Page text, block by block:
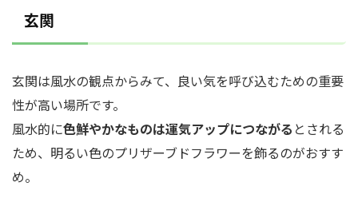
玄関
玄関は風水の観点からみて、良い気を呼び込むための重要
性が高い場所です。
風水的に色鮮やかなものは運気アップにつながる とされる
ため、明るい色のプリザーブドフラワーを飾るのがおすす
め。